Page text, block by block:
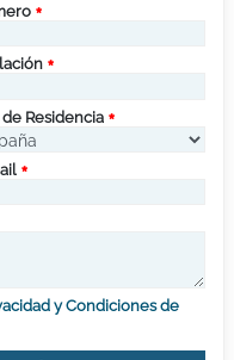
de Residencia
y Condiciones de